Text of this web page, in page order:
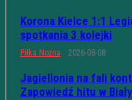
Korona Kielce 1:1
spotkania 3 kolejki
Piłka Nożna 2026-08-08
Jagiellonia na fali
Zapowiedź hitu w